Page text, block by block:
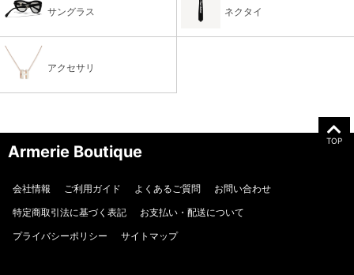
サングラス ネクタイ
アクセサリ
TOP
Armerie Boutique
会社情報 ご利用ガイド よくあるご質問
お問い合わせ
特定商取引法に基づく表記
お支払い・配送について
プライバシーポリシー
サイトマップ